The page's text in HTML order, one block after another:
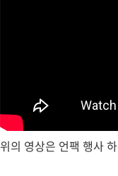
위의 영상은 언팩 행사